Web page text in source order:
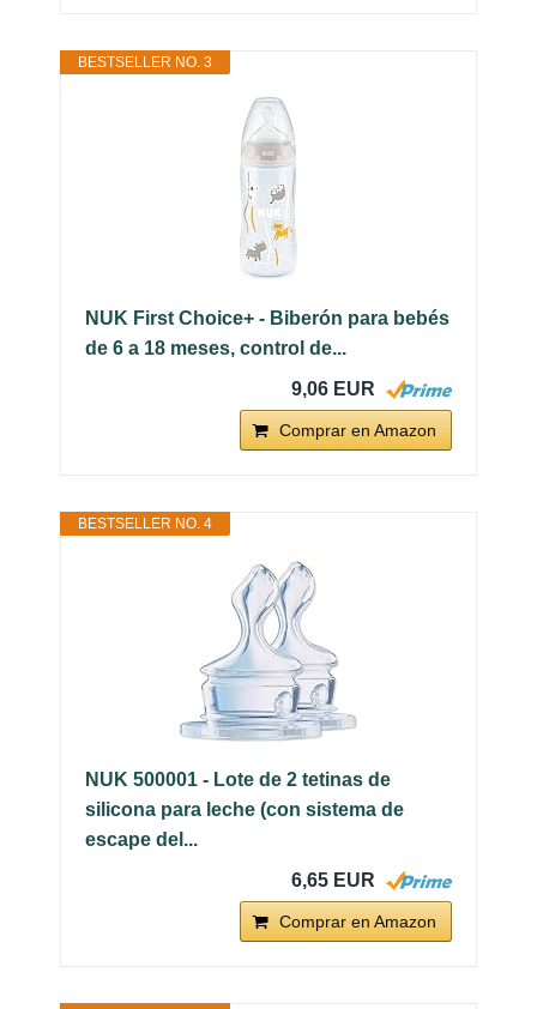
BESTSELLER NO. 3
NUK First Choice+ - Biberón para bebés
de 6 a 18 meses, control de...
9,06 EUR
Comprar en Amazon
BESTSELLER NO. 4
NUK 500001 - Lote de 2 tetinas de
silicona para leche (con sistema de
escape del...
6,65 EUR
Comprar en Amazon